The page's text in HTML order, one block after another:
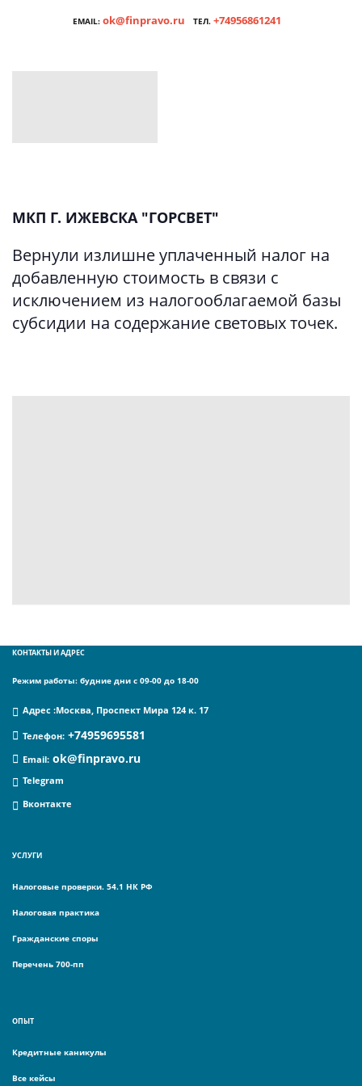
EMAIL: ok@finpravo.ru ТЕЛ. +74956861241
МКП Г. ИЖЕВСКА "ГОРСВЕТ"
Вернули излишне уплаченный налог на
добавленную стоимость в связи с
исключением из налогооблагаемой базы
субсидии на содержание световых точек.
КОНТАКТЫ И АДРЕС
Режим работы: будние дни с 09-00 до 18-00
Адрес :Москва, Проспект Мира 124 к. 17
Телефон: +74959695581
Email: ok@finpravo.ru
Telegram
Вконтакте
УСЛУГИ
Налоговые проверки. 54.1 НК РФ
Налоговая практика
Гражданские споры
Перечень 700-пп
ОПЫТ
Кредитные каникулы
Все кейсы